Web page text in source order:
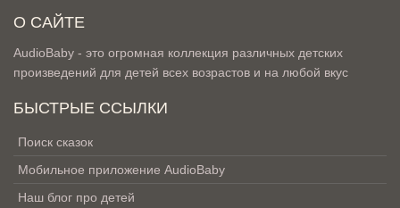
О САЙТЕ
AudioBaby - это огромная коллекция различных детских
произведений для детей всех возрастов и на любой вкус
БЫСТРЫЕ ССЫЛКИ
Поиск сказок
Мобильное приложение AudioBaby
Наш блог про детей